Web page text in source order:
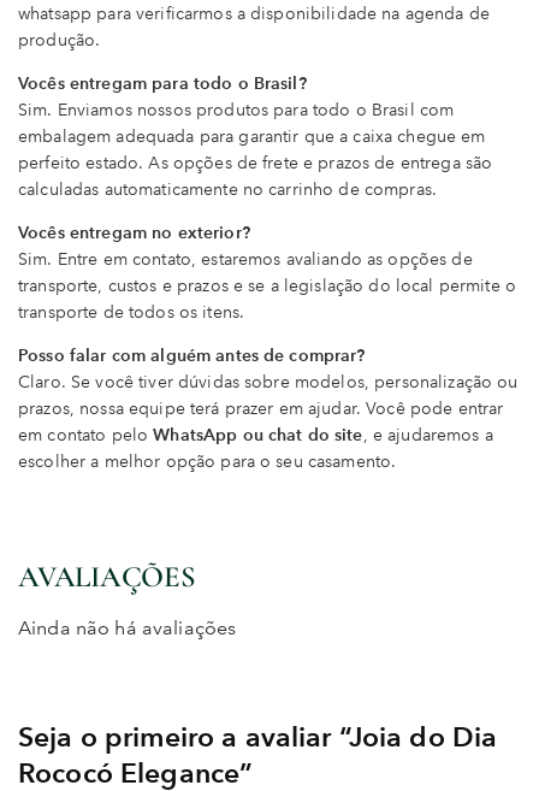
whatsapp para verificarmos a disponibilidade na agenda de
produção.
Vocês entregam para todo o Brasil?
Sim. Enviamos nossos produtos para todo o Brasil com
embalagem adequada para garantir que a caixa chegue em
perfeito estado. As opções de frete e prazos de entrega são
calculadas automaticamente no carrinho de compras.
Vocês entregam no exterior?
Sim. Entre em contato, estaremos avaliando as opções de
transporte, custos e prazos e se a legislação do local permite o
transporte de todos os itens.
Posso falar com alguém antes de comprar?
Claro. Se você tiver dúvidas sobre modelos, personalização ou
prazos, nossa equipe terá prazer em ajudar. Você pode entrar
em contato peloWhatsApp ou chat do site, e ajudaremos a
escolher a melhor opção para o seu casamento.
AVALIAÇÕES
Ainda não há avaliações
Seja o primeiro a avaliar “Joia do Dia
Rococó Elegance”